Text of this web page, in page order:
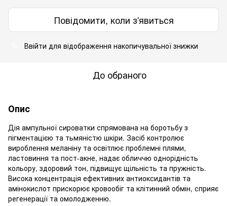
Повідомити, коли з'явиться
Ввійти для відображення накопичувальної знижки
До обраного
Опис
Дія ампульної сироватки спрямована на боротьбу з
пігментацією та тьмяністю шкіри. Засіб контролює
вироблення меланіну та освітлює проблемні плями,
ластовиння та пост-акне, надає обличчю однорідність
кольору, здоровий тон, підвищує щільність та пружність.
Висока концентрація ефективних антиоксидантів та
амінокислот прискорює кровообіг та клітинний обмін, сприяє
регенерації та омолодженню.